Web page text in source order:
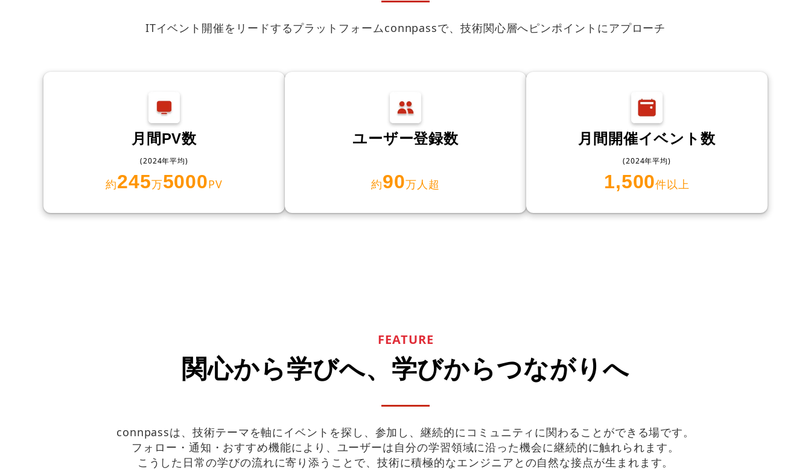
ITイベント開催をリードするプラットフォームconnpassで、技術関心層へピンポイントにアプローチ
月間PV数
(2024年平均)
約245万5000PV
ユーザー登録数
約90万人超
月間開催イベント数
(2024年平均)
1,500件以上
FEATURE
関心から学びへ、学びからつながりへ
connpassは、技術テーマを軸にイベントを探し、参加し、継続的にコミュニティに関わることができる場です。
フォロー・通知・おすすめ機能により、ユーザーは自分の学習領域に沿った機会に継続的に触れられます。
こうした日常の学びの流れに寄り添うことで、技術に積極的なエンジニアとの自然な接点が生まれます。